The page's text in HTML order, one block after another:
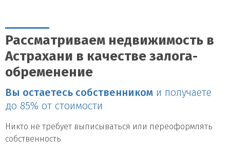
Рассматриваем недвижимость в
Астрахани в качестве залога-
обременение
Вы остаетесь собственником и получаете
до 85% от стоимости
Никто не требует выписываться или переоформлять
собственность